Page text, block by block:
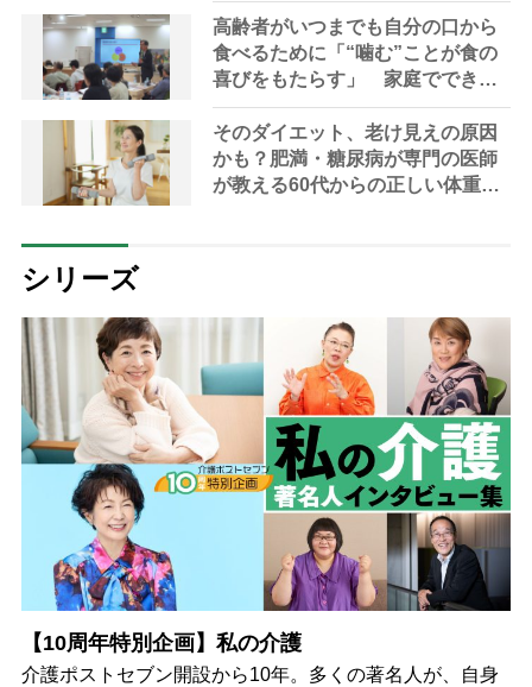
高齢者がいつまでも自分の口から
食べるために「“噛む”ことが食の
喜びをもたらす」 家庭でできる
持続可能な食支援を専門家が指南
そのダイエット、老け見えの原因
かも？肥満・糖尿病が専門の医師
が教える60代からの正しい体重管
シリーズ
【10周年特別企画】私の介護
介護ポストセブン開設から10年。多くの著名人が、自身